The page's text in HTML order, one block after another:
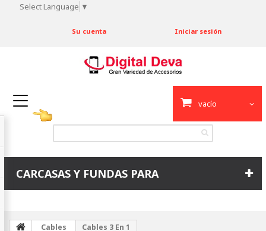
Select Language ▼
Iniciar sesión
Su cuenta
vacío
CARCASAS Y FUNDAS PARA
Cables Cables 3 En 1